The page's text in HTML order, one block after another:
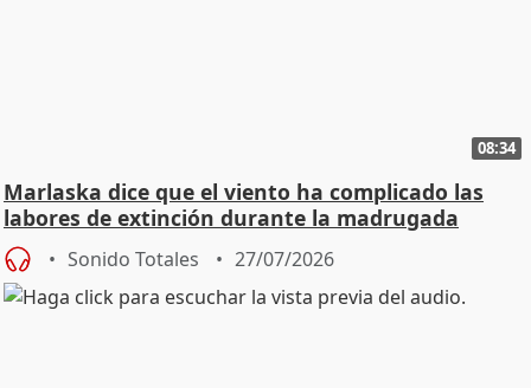
08:34
Marlaska dice que el viento ha complicado las
labores de extinción durante la madrugada
Sonido Totales 27/07/2026